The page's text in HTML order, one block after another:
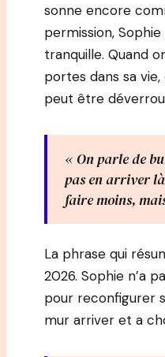
sonne encore
permission,
tranquille. Quand
portes dans sa
peut être
« On parle de
pas en arriver
faire moins,
La phrase qui
2026. Sophie n’a
pour reconfigurer
mur arriver et a